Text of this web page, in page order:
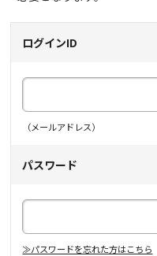
ログインID
（メールアドレス）
パスワード
≫パスワードを忘れた方はこちら